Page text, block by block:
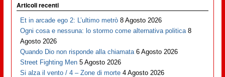
Articoli recenti
Et in arcade ego 2: L’ultimo metrò 8 Agosto 2026
Ogni cosa e nessuna: lo stormo come alternativa politica 8
Agosto 2026
Quando Dio non risponde alla chiamata 6 Agosto 2026
Street Fighting Men 5 Agosto 2026
Si alza il vento / 4 – Zone di morte 4 Agosto 2026